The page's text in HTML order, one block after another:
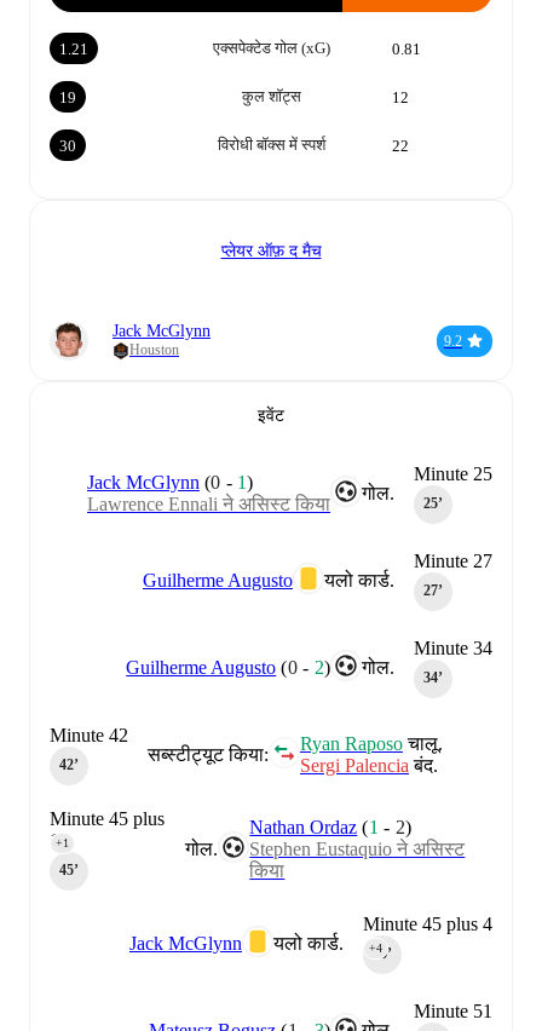
एक्सपेक्टेड गोल (xG)
1.21 0.81
कुल शॉट्स
19 12
विरोधी बॉक्स में स्पर्श
30 22
प्लेयर ऑफ़ द मैच
Jack McGlynn
Houston
9.2
इवेंट
Minute 25
25‎’‎
गोल.
Jack McGlynn (0 - 1)
Lawrence Ennali ने असिस्ट किया
Minute 27
27‎’‎
यलो कार्ड.
Guilherme Augusto
Minute 34
34‎’‎
गोल.
Guilherme Augusto (0- 2)
सब्स्टीट्यूट किया:
Ryan Raposoचालू.
Sergi Palencia बंद.
Minute 42
42‎’‎
गोल.
Nathan Ordaz (1 - 2)
Stephen Eustaquio ने असिस्ट
किया
Minute 45 plus
1
45‎’‎
+1
Minute 45 plus 4
45‎’‎
+4
यलो कार्ड.
Jack McGlynn
Minute 51